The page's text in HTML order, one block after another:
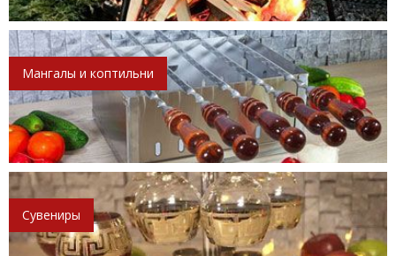
Мангалы и коптильни
Сувениры